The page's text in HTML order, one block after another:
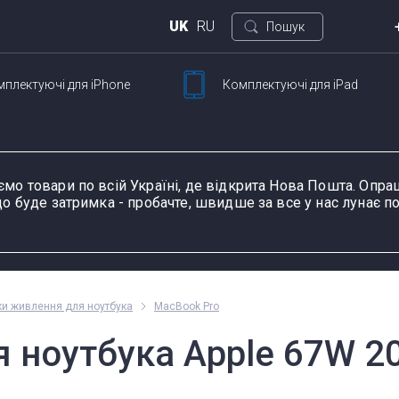
товари по всій Україні, де відкрита Нова Пошта.
затримка - пробачте, швидше за все у нас лунає
UK RU Пошук
блоки живлення для
ноутбука
для iPhone
для смартфонів
Комплектуючі для iPad
планшетів
зарядки планшетів
пристрою, модель або серію
живлення для ноутбука MacBook Pro
Apple 67W